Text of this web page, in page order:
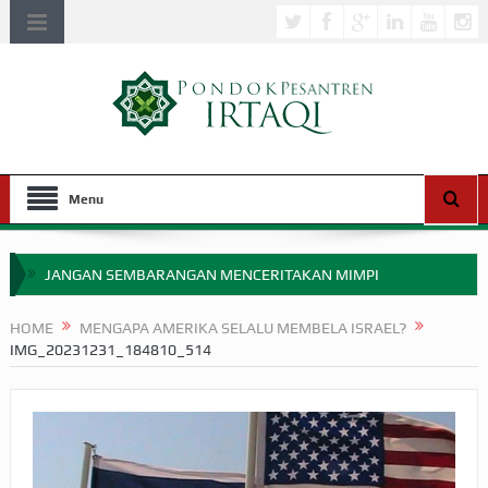
Menu
JANGAN SEMBARANGAN MENCERITAKAN MIMPI
MIMPI YANG DIABAIKAN MENJELANG PERANG BADAR
SEBELUM TIBA SAAT WAJIB?
HAKIKAT NIKMAT DI DUNIA!
HOME
MENGAPA AMERIKA SELALU MEMBELA ISRAEL?
IMG_20231231_184810_514